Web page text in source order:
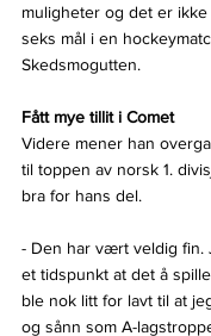
muligheter og det er
seks mål i en
Skedsmogutten.
Fått mye tillit i Comet
Videre mener han
til toppen av norsk 1.
bra for hans del.
- Den har vært veldig fin.
et tidspunkt at det å
ble nok litt for lavt til at
og sånn som A-